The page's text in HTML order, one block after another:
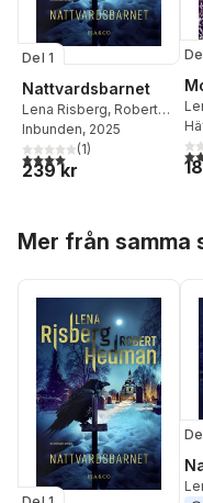
Del 1
Nattvardsbarnet
Lena Risberg, Robert
Hedman
Inbunden, 2025
4,0utav 5 stjärnor. Totalt
(1)
239 kr
3,7
Mer från samma